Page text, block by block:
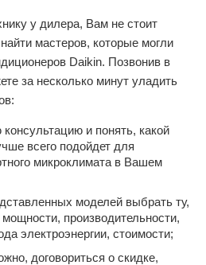
у дилера, Вам не стоит
мастеров, которые могли
Daikin. Позвонив в
за несколько минут уладить
и понять, какой
всего подойдет для
микроклимата в Вашем
моделей выбрать ту,
производительности,
электроэнергии, стоимости;
договориться о скидке,